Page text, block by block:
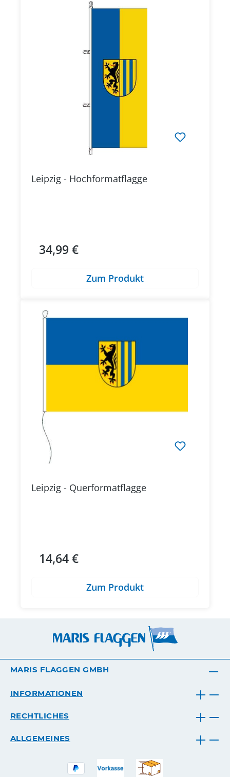
Leipzig - Hochformatflagge
Regulärer Preis:
34,99 €
Zum Produkt
Leipzig - Querformatflagge
Regulärer Preis:
14,64 €
Zum Produkt
MARIS FLAGGEN GMBH
INFORMATIONEN
RECHTLICHES
ALLGEMEINES